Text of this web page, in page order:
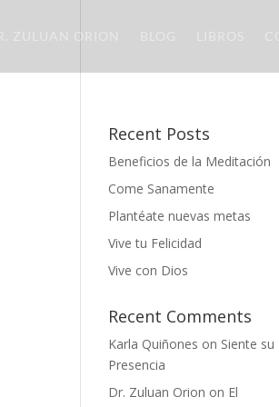
Recent Posts
Beneficios de la Meditación
Come Sanamente
Plantéate nuevas metas
Vive tu Felicidad
Vive con Dios
Recent Comments
Karla Quiñones on Siente su
Presencia
Dr. Zuluan Orion on El